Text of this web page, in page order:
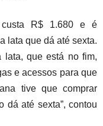
custa R$ 1.680 e é
lata que dá até sexta.
lata, que está no fim,
e acessos para que
tive que comprar
dá até sexta”, contou